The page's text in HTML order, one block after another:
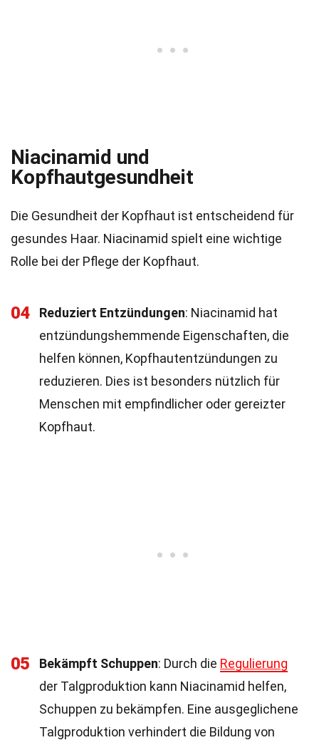
Niacinamid und
Kopfhautgesundheit
Die Gesundheit der Kopfhaut ist entscheidend für
gesundes Haar. Niacinamid spielt eine wichtige
Rolle bei der Pflege der Kopfhaut.
04 Reduziert Entzündungen: Niacinamid hat
entzündungshemmende Eigenschaften, die
helfen können, Kopfhautentzündungen zu
reduzieren. Dies ist besonders nützlich für
Menschen mit empfindlicher oder gereizter
Kopfhaut.
05 Bekämpft Schuppen: Durch die Regulierung
der Talgproduktion kann Niacinamid helfen,
Schuppen zu bekämpfen. Eine ausgeglichene
Talgproduktion verhindert die Bildung von